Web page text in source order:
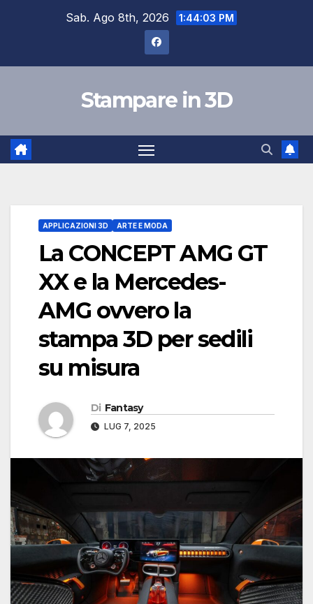
Sab. Ago 8th, 2026 1:44:04 PM
Stampare in 3D
APPLICAZIONI 3D ARTE E MODA
La CONCEPT AMG GT
XX e la Mercedes-
AMG ovvero la
stampa 3D per sedili
su misura
Di Fantasy
LUG 7, 2025